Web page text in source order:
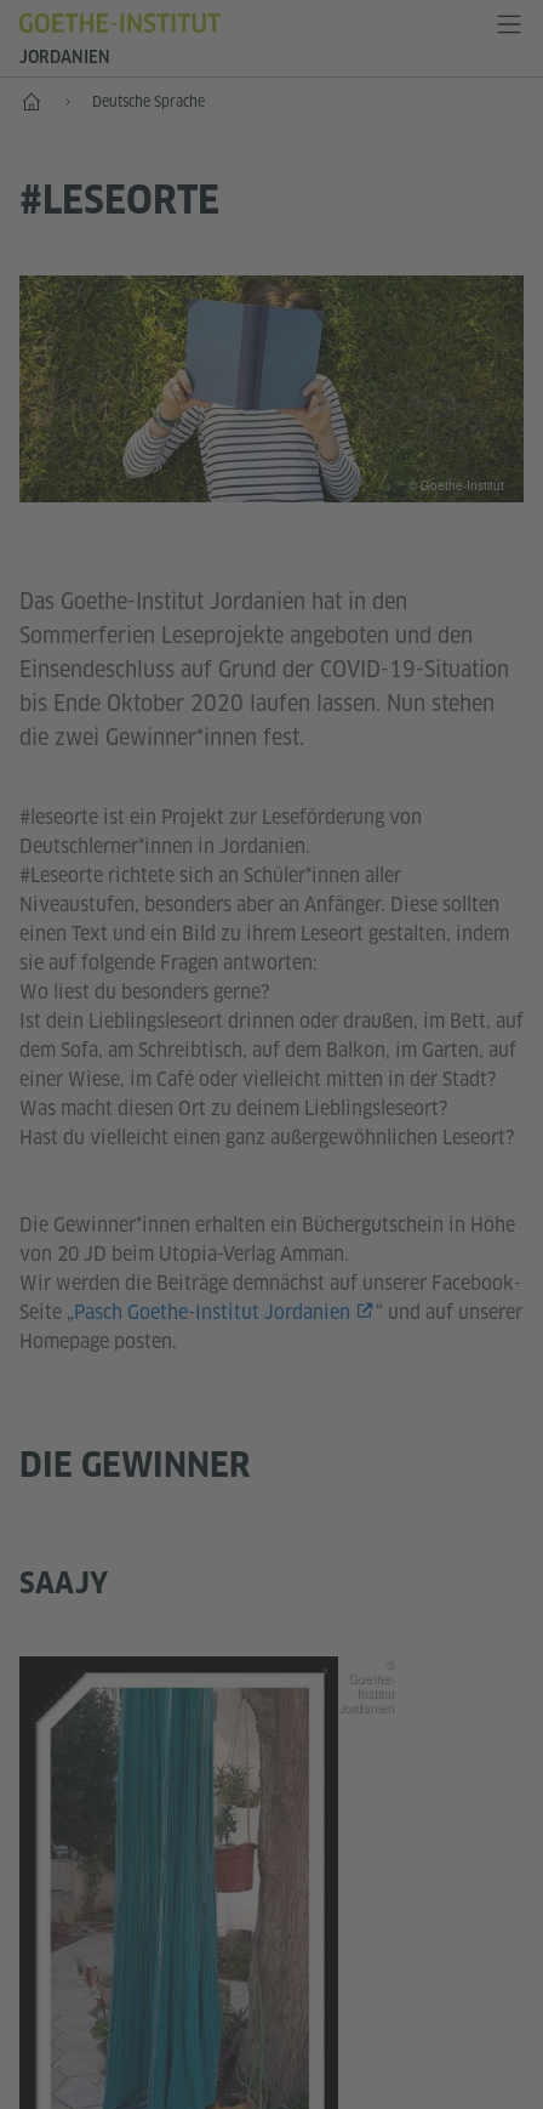
JORDANIEN
Start Deutsche Sprache
#LESEORTE
© Goethe-Institut
Das Goethe-Institut Jordanien hat in den
Sommerferien Leseprojekte angeboten und den
Einsendeschluss auf Grund der COVID-19-Situation
bis Ende Oktober 2020 laufen lassen. Nun stehen
die zwei Gewinner*innen fest.
#leseorte ist ein Projekt zur Leseförderung von
Deutschlerner*innen in Jordanien.
#Leseorte richtete sich an Schüler*innen aller
Niveaustufen, besonders aber an Anfänger. Diese sollten
einen Text und ein Bild zu ihrem Leseort gestalten, indem
sie auf folgende Fragen antworten:
Wo liest du besonders gerne?
Ist dein Lieblingsleseort drinnen oder draußen, im Bett, auf
dem Sofa, am Schreibtisch, auf dem Balkon, im Garten, auf
einer Wiese, im Café oder vielleicht mitten in der Stadt?
Was macht diesen Ort zu deinem Lieblingsleseort?
Hast du vielleicht einen ganz außergewöhnlichen Leseort?
Die Gewinner*innen erhalten ein Büchergutschein in Höhe
von 20 JD beim Utopia-Verlag Amman.
Wir werden die Beiträge demnächst auf unserer Facebook-
Seite „Pasch Goethe-Institut Jordanien
“ und auf unserer
Homepage posten.
DIE GEWINNER
SAAJY
Goethe-
Institut
Jordanien